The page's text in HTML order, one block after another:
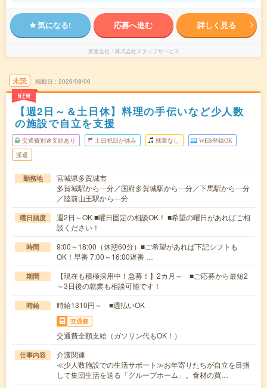
気になる! 応募へ進む 詳しく見る
派遣会社 株式会社スタッフサービス
未読
NEW
掲載日 2026/08/06
【週2日～＆土日休】料理の手伝いなど少人数
の施設で自立を支援
交通費別途支給あり 土日祝日が休み 残業なし WEB登録OK
派遣
勤務地
宮城県多賀城市
多賀城駅から---分／国府多賀城駅から---分／下馬駅から---分
／陸前山王駅から---分
曜日頻度
週2日～OK ■曜日固定の相談OK！ ■希望の曜日があればご相
談ください！
時間
9:00～18:00（休憩60分）■ご希望があれば下記シフトも
OK！早番 7:00～16:00遅番 …
期間
【現在も積極採用中！急募！】2カ月～ ■ご応募から最短2
～3日後の就業も相談可能です！
時給 時給1310円～ ■週払いOK
交通費
交通費全額支給（ガソリン代もOK！）
仕事内容
介護関連
≪少人数施設での生活サポート≫お年寄りたちが自立を目指
して集団生活を送る「グループホーム」。食材の買…